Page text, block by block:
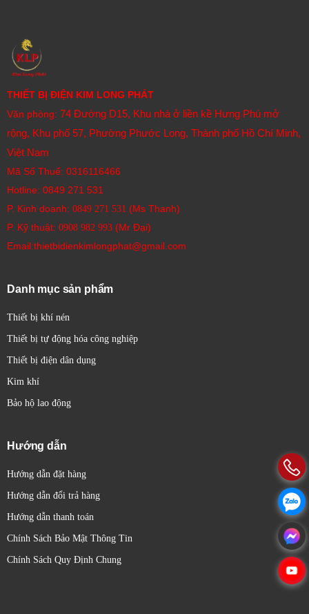
THIẾT BỊ ĐIỆN KIM LONG PHÁT
Văn phòng: 74 Đường D15, Khu nhà ở liền kề Hưng Phú mở
rộng, Khu phố 57, Phường Phước Long, Thành phố Hồ Chí Minh,
Việt Nam
Mã Số Thuế: 0316116466
Hotline: 0849 271 531
P. Kinh doanh: 0849 271 531 (Ms Thanh)
P. Kỹ thuật: 0908 982 993​ (Mr Đại)
Email:thietbidienkimlongphat@gmail.com
Danh mục sản phẩm
Thiết bị khí nén
Thiết bị tự động hóa công nghiệp
Thiết bị điện dân dụng
Kim khí
Bảo hộ lao động
Hướng dẫn
Hướng dẫn đặt hàng
Hướng dẫn đổi trả hàng
Hướng dẫn thanh toán
Chính Sách Bảo Mật Thông Tin
Chính Sách Quy Định Chung